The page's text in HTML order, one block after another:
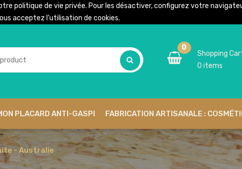
politique de vie privée. Pour les désactiver, configurez votre
acceptez l’utilisation de cookies.
0
Shopping
0 items
PLACARD ANTI-GASPI FABRICATION ARTISANALE :
- Australie